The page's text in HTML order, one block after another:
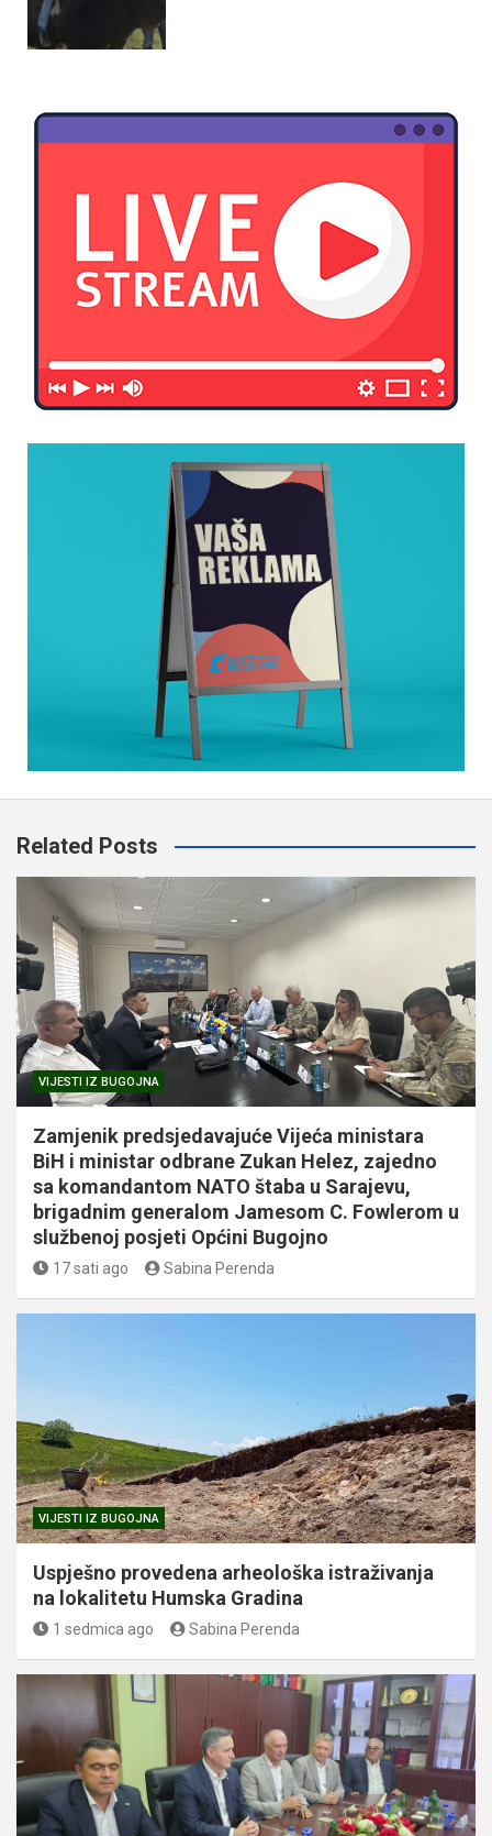
Related Posts
VIJESTI IZ BUGOJNA
Zamjenik predsjedavajuće Vijeća ministara
BiH i ministar odbrane Zukan Helez, zajedno
sa komandantom NATO štaba u Sarajevu,
brigadnim generalom Jamesom C. Fowlerom u
službenoj posjeti Općini Bugojno
17 sati ago Sabina Perenda
VIJESTI IZ BUGOJNA
Uspješno provedena arheološka istraživanja
na lokalitetu Humska Gradina
1 sedmica ago Sabina Perenda